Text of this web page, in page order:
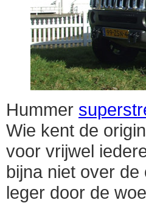
Hummer
Wie kent de
voor vrijwel
bijna niet over
leger door de